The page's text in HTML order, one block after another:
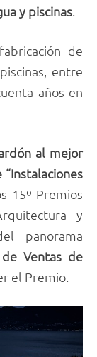
y piscinas.
de
entre
años en
al mejor
15º Premios
y
panorama
Ventas de
el Premio.